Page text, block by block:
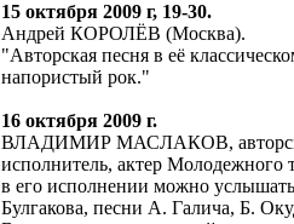
15 октября 2009 г, 19-30.
Андрей КОРОЛЁВ (Москва).
"Авторская песня в её
напористый рок."
16 октября 2009 г.
ВЛАДИМИР МАСЛАКОВ,
исполнитель, актер Молодежного
в его исполнении можно
Булгакова, песни А. Галича, Б.